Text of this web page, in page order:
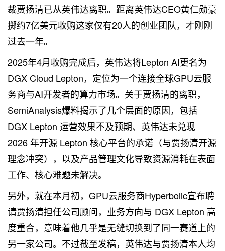
裁贾扬清已从英伟达离职。距离英伟达CEO黄仁勋豪
掷约7亿美元收购这家仅有20人的创业团队，才刚刚
过去一年。
2025年4月收购完成后，英伟达将Lepton AI更名为
DGX Cloud Lepton，定位为一个连接全球GPU云服
务商与AI开发者的算力市场。关于贾扬清的离职，
SemiAnalysis爆料揭示了几个层面的原因，包括
DGX Lepton 运营效果不及预期、英伟达未兑现
2026 年开源 Lepton 核心平台的承诺（与贾扬清开源
理念冲突），以及产品管理文化导致资源消耗在表面
工作、核心难题未解决。
另外，就在本月初，GPU云服务商Hyperbolic宣布聘
请贾扬清担任公司顾问，业务方向与 DGX Lepton 高
度重合，意味着他几乎是无缝切换到了同一赛道上的
另一家公司。不过截至发稿，英伟达与贾扬清本人均